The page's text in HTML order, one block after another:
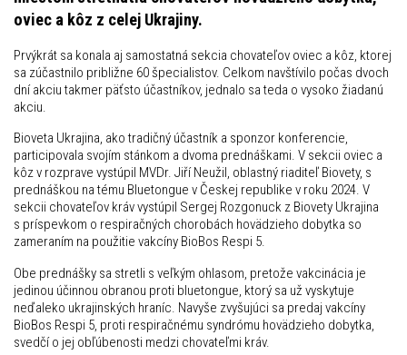
oviec a kôz z celej Ukrajiny.
Prvýkrát sa konala aj samostatná sekcia chovateľov oviec a kôz, ktorej
sa zúčastnilo približne 60 špecialistov. Celkom navštívilo počas dvoch
dní akciu takmer päťsto účastníkov, jednalo sa teda o vysoko žiadanú
akciu.
Bioveta Ukrajina, ako tradičný účastník a sponzor konferencie,
participovala svojím stánkom a dvoma prednáškami. V sekcii oviec a
kôz v rozprave vystúpil MVDr. Jiří Neužil, oblastný riaditeľ Biovety, s
prednáškou na tému Bluetongue v Českej republike v roku 2024. V
sekcii chovateľov kráv vystúpil Sergej Rozgonuck z Biovety Ukrajina
s príspevkom o respiračných chorobách hovädzieho dobytka so
zameraním na použitie vakcíny BioBos Respi 5.
Obe prednášky sa stretli s veľkým ohlasom, pretože vakcinácia je
jedinou účinnou obranou proti bluetongue, ktorý sa už vyskytuje
neďaleko ukrajinských hraníc. Navyše zvyšujúci sa predaj vakcíny
BioBos Respi 5, proti respiračnému syndrómu hovädzieho dobytka,
svedčí o jej obľúbenosti medzi chovateľmi kráv.